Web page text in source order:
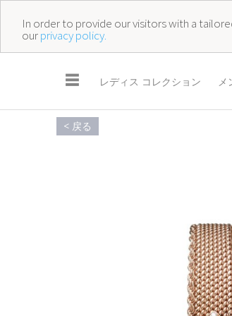
In order to provide our visitors with a
ourprivacy policy.
☰ レディス コレクション メ
< 戻る